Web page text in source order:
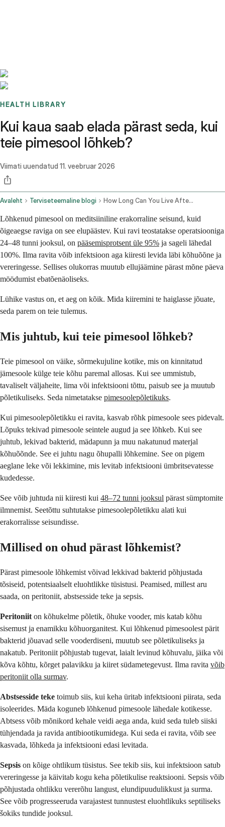
HEALTH LIBRARY
Kui kaua saab elada pärast seda, kui
teie pimesool lõhkeb?
Viimati uuendatud 11. veebruar 2026
Avaleht Terviseteemaline blogi How Long Can You Live After Your Appendix Bursts
Lõhkenud pimesool on meditsiiniline erakorraline seisund, kuid
õigeaegse raviga on see elupäästev. Kui ravi teostatakse operatsiooniga
24–48 tunni jooksul, on pääsemisprotsent üle 95% ja sageli lähedal
100%. Ilma ravita võib infektsioon aga kiiresti levida läbi kõhuõõne ja
vereringesse. Sellises olukorras muutub ellujäämine pärast mõne päeva
möödumist ebatõenäoliseks.
Lühike vastus on, et aeg on kõik. Mida kiiremini te haiglasse jõuate,
seda parem on teie tulemus.
Mis juhtub, kui teie pimesool lõhkeb?
Teie pimesool on väike, sõrmekujuline kotike, mis on kinnitatud
jämesoole külge teie kõhu paremal allosas. Kui see ummistub,
tavaliselt väljaheite, lima või infektsiooni tõttu, paisub see ja muutub
põletikuliseks. Seda nimetatakse pimesoolepõletikuks.
Kui pimesoolepõletikku ei ravita, kasvab rõhk pimesoole sees pidevalt.
Lõpuks tekivad pimesoole seintele augud ja see lõhkeb. Kui see
juhtub, lekivad bakterid, mädapunn ja muu nakatunud materjal
kõhuõõnde. See ei juhtu nagu õhupalli lõhkemine. See on pigem
aeglane leke või lekkimine, mis levitab infektsiooni ümbritsevatesse
kudedesse.
See võib juhtuda nii kiiresti kui 48–72 tunni jooksul pärast sümptomite
ilmnemist. Seetõttu suhtutakse pimesoolepõletikku alati kui
erakorralisse seisundisse.
Millised on ohud pärast lõhkemist?
Pärast pimesoole lõhkemist võivad lekkivad bakterid põhjustada
tõsiseid, potentsiaalselt eluohtlikke tüsistusi. Peamised, millest aru
saada, on peritoniit, abstsesside teke ja sepsis.
Peritoniit on kõhukelme põletik, õhuke vooder, mis katab kõhu
sisemust ja enamikku kõhuorganitest. Kui lõhkenud pimesoolest pärit
bakterid jõuavad selle vooderdiseni, muutub see põletikuliseks ja
nakatub. Peritoniit põhjustab tugevat, laialt levinud kõhuvalu, jäika või
kõva kõhtu, kõrget palavikku ja kiiret südametegevust. Ilma ravita võib
peritoniit olla surmav.
Abstsesside teke toimub siis, kui keha üritab infektsiooni piirata, seda
isoleerides. Mäda koguneb lõhkenud pimesoole lähedale kotikesse.
Abtsess võib mõnikord kehale veidi aega anda, kuid seda tuleb siiski
tühjendada ja ravida antibiootikumidega. Kui seda ei ravita, võib see
kasvada, lõhkeda ja infektsiooni edasi levitada.
Sepsis on kõige ohtlikum tüsistus. See tekib siis, kui infektsioon satub
vereringesse ja käivitab kogu keha põletikulise reaktsiooni. Sepsis võib
põhjustada ohtlikku vererõhu langust, elundipuudulikkust ja surma.
See võib progresseeruda varajastest tunnustest eluohtlikuks septiliseks
šokiks tundide jooksul.